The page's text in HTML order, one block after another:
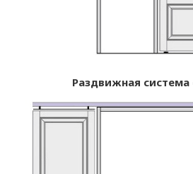
Раздвижная